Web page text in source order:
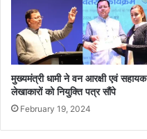
मुख्यमंत्री धामी ने वन आरक्षी एवं सहायक
लेखाकारों को नियुक्ति पत्र सौंपे
February 19, 2024